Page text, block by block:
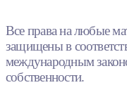
Все права на любые
защищены в
международным
собственности.